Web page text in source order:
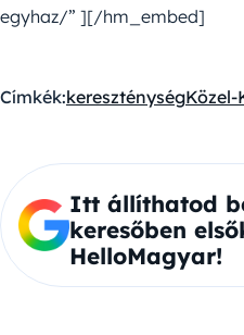
egyhaz/” ][/hm_embed]
Címkék:kereszténységKözel-
Itt állíthatod
keresőben
HelloMagyar!